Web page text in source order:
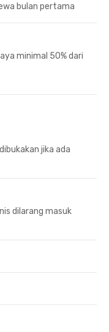
bulan pertama
minimal 50% dari
jika ada
dilarang masuk